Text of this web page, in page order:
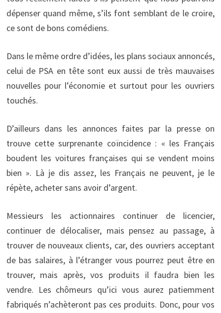
dépenser quand même, s’ils font semblant de le croire,
ce sont de bons comédiens.
Dans le même ordre d’idées, les plans sociaux annoncés,
celui de PSA en tête sont eux aussi de très mauvaises
nouvelles pour l’économie et surtout pour les ouvriers
touchés.
D’ailleurs dans les annonces faites par la presse on
trouve cette surprenante coïncidence : « les Français
boudent les voitures françaises qui se vendent moins
bien ». Là je dis assez, les Français ne peuvent, je le
répète, acheter sans avoir d’argent.
Messieurs les actionnaires continuer de licencier,
continuer de délocaliser, mais pensez au passage, à
trouver de nouveaux clients, car, des ouvriers acceptant
de bas salaires, à l’étranger vous pourrez peut être en
trouver, mais après, vos produits il faudra bien les
vendre. Les chômeurs qu’ici vous aurez patiemment
fabriqués n’achèteront pas ces produits. Donc, pour vos